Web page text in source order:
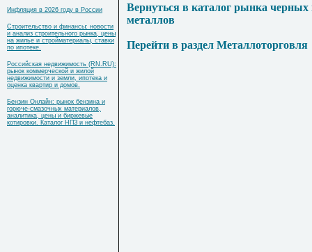
Инфляция в 2026 году в России
Строительство и финансы: новости
и анализ строительного рынка, цены
на жилье и стройматериалы, ставки
по ипотеке.
Российская недвижимость (RN.RU):
рынок коммерческой и жилой
недвижимости и земли, ипотека и
оценка квартир и домов.
Бензин Онлайн: рынок бензина и
горюче-смазочных материалов,
аналитика, цены и биржевые
котировки. Каталог НПЗ и нефтебаз.
Вернуться в каталог рынка
металлов
Перейти в раздел Металлоторговля